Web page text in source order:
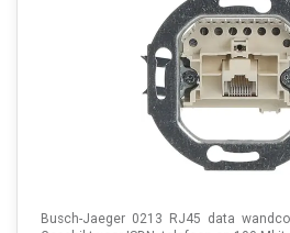
Busch-Jaeger 0213 RJ45 data